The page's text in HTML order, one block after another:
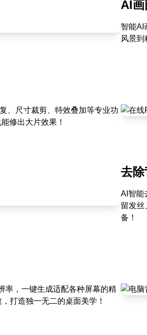
AI
智能AI
风景到
、尺寸裁剪、特效叠加等专业功
修出大片效果！
去除
AI智能
留发丝
备！
率，一键生成适配各种屏幕的精
打造独一无二的桌面美学！